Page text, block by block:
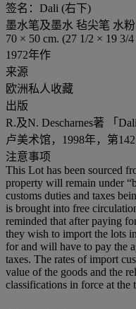
签名：Dali (右下)
墨水笔及墨水 毡尖笔 水
70 × 50 cm. (27 1/2 × 19 3/
1972年作
来源
欧洲私人收藏
出版
R.及N. Descharnes著 「
卢美术馆，1998年，第
注意事项
This Lot has been sourced
property will remain under
customs duties and taxes
is brought into free
reminded that after paying
they wish to import the lots
for and will have to pay the
taxes. The rates of import
value of the goods and the
classifications in force at the